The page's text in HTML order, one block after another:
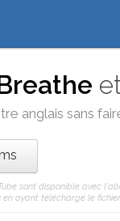
anglais sans
sont disponible avec
ayant téléchargé le